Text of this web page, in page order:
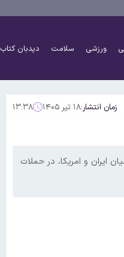
ورزشی سلامت دیدبان کتاب
زمان انتشار:۱۸ تیر ۱۴۰۵ ۱۳:۳۸
ایران و امریکا، در حملات